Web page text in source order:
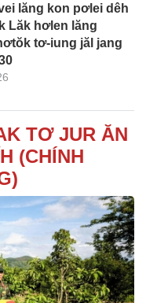
lăng kon pơlei dêh
Lăk hơlen lăng
tơ-iung jăl jang
TƠ JUR ĂN
(CHÍNH